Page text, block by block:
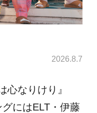
2026.8.7
心なりけり』
にはELT・伊藤